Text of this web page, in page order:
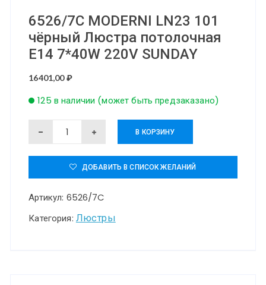
6526/7C MODERNI LN23 101
чёрный Люстра потолочная
E14 7*40W 220V SUNDAY
16401,00₽
125 в наличии (может быть предзаказано)
Количество
6526/7C
MODERNI
LN23
101
В КОРЗИНУ
ДОБАВИТЬ В СПИСОК ЖЕЛАНИЙ
Артикул: 6526/7C
Категория: Люстры